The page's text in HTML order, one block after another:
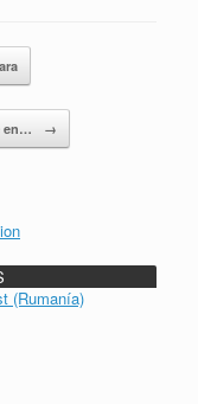
en… →
(Rumanía)